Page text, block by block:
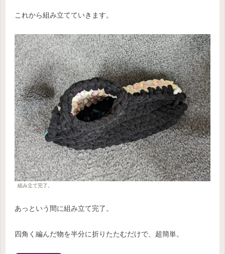
これから組み立てていきます。
組み立て完了。
あっという間に組み立て完了。
四角く編んだ物を半分に折りたたむだけで、超簡単。